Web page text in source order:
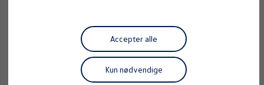
Accepter alle
Kun nødvendige
Fordele ved at vælge autoriseret værksted til din
Om Volkswagen
Nyheder
Tilmeld nyhedsbrev
Pressemeddelser
Kalenderbillede